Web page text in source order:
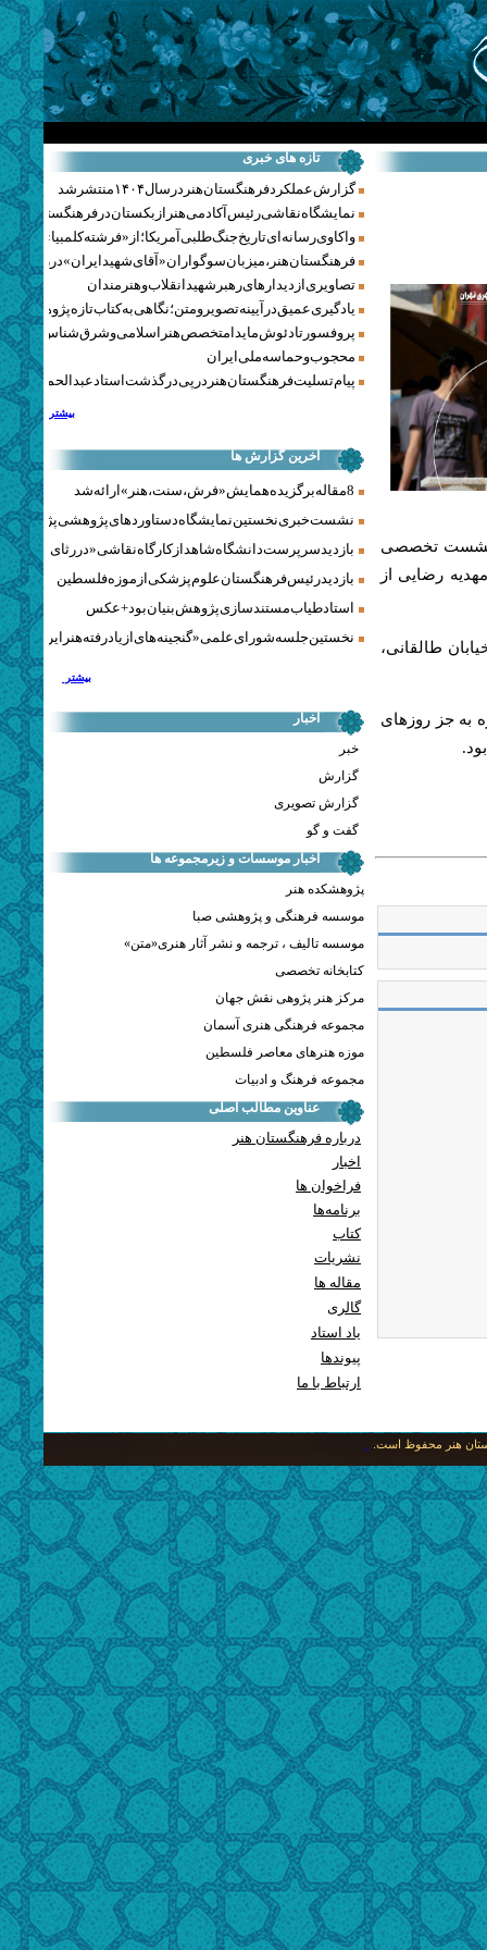
تازه های خبری
گزارش عملکرد فرهنگستان هنر در سال ۱۴۰۴ منتشر شد
نمایشگاه نقاشی رئیس آکادمی هنر ازبکستان در فرهنگستان هنر
واکاوی رسانه‌ای تاریخ جنگ‌طلبی آمریکا؛ از «فرشته کلمبیا» تا
فرهنگستان هنر، میزبان سوگواران «آقای شهید ایران» در
تصاویری از دیدارهای رهبر شهید انقلاب و هنرمندان
یادگیری عمیق در آیینه تصویر و متن؛ نگاهی به کتاب تازه پژوهشکده
پروفسور تادئوش مایدا متخصص هنر اسلامی و شرق‌شناس
محجوب و حماسه ملی ایران
پیام تسلیت فرهنگستان هنر در پی درگذشت استاد عبدالحمید
بیشتر
آخرین گزارش ها
8 مقاله برگزیده همایش «فرش، سنت، هنر» ارائه شد
نشست خبری نخستین نمایشگاه دستاوردهای پژوهشی
بازدید سرپرست دانشگاه شاهد از کارگاه نقاشی «در رثای سیمرغ
بازدید رئیس فرهنگستان علوم پزشکی از موزه فلسطین
استاد طیاب مستندسازی پژوهش‌بنیان بود + عکس
نخستین جلسه شورای علمی «گنجینه‌های ازیادرفته هنر ایران»
بیشتر
اخبار
خبر
گزارش
گزارش تصویری
گفت و گو
اخبار موسسات و زیرمجموعه ها
پژوهشکده هنر
موسسه فرهنگی و پژوهشی صبا
موسسه تالیف ، ترجمه و نشر آثار هنری«متن»
کتابخانه تخصصی
مرکز هنر پژوهی نقش جهان
مجموعه فرهنگی هنری آسمان
موزه هنرهای معاصر فلسطین
مجموعه فرهنگ و ادبیات
عناوین مطالب اصلی
درباره فرهنگستان هنر
اخبار
فراخوان ها
برنامه‌ها
کتاب
نشریات
مقاله ها
گالری
یاد استاد
پيوندها
ارتباط با ما
نشست تخصصی
و مهدیه رضایی از
طالقانی،
تا 5 دی ماه همه روزه به جز روزهای
هنر محفوظ است.